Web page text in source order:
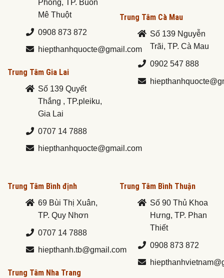
Phong, TP. Buôn
Mê Thuột
0908 873 872
hiepthanhquocte@gmail.com
Trung Tâm Gia Lai
Số 139 Quyết
Thắng , TP.pleiku,
Gia Lai
0707 14 7888
hiepthanhquocte@gmail.com
Trung Tâm Cà Mau
Số 139 Nguyễn
Trãi, TP. Cà Mau
0902 547 888
Trung Tâm Bình định
69 Bùi Thị Xuân,
TP. Quy Nhơn
0707 14 7888
hiepthanh.tb@gmail.com
Trung Tâm Nha Trang
Trung Tâm Bình Thuận
Số 90 Thủ Khoa
Hưng, TP. Phan
Thiết
0908 873 872